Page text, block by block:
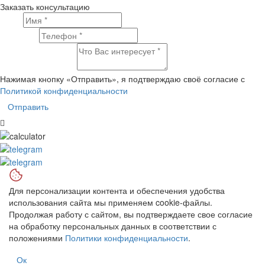
Заказать консультацию
Нажимая кнопку «Отправить», я подтверждаю своё согласие с
Политикой конфиденциальности
Отправить
Для персонализации контента и обеспечения удобства
использования сайта мы применяем cookie-файлы.
Продолжая работу с сайтом, вы подтверждаете свое согласие
на обработку персональных данных в соответствии с
положениями Политики конфиденциальности.
Ок